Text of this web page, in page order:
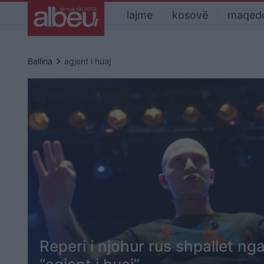
lajme kosovë
Ballina keyboard_arrow_right agjent i huaj
Reperi i njohur rus shpallet